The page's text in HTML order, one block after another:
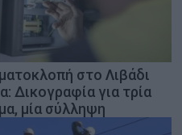
στο Λιβάδι
Δικογραφία για τρία
μία σύλληψη